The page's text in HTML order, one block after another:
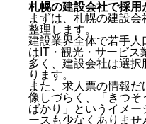
札幌の建設会社で採
まずは、札幌の建設
整理します。
建設業界全体で若手
はIT・観光・サービス
多く、建設会社は選
ります。
また、求人票の情報
像しづらく、「きつそ
ばかり」というイメ
ースも少なくありませ